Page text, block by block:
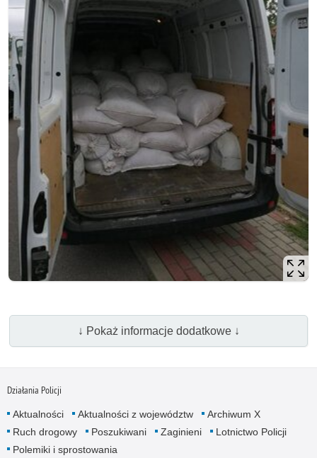
↓ Pokaż informacje dodatkowe ↓
Działania Policji
Aktualności Aktualności z województw
Archiwum X
Ruch drogowy
Poszukiwani Zaginieni
Lotnictwo Policji
Polemiki i sprostowania